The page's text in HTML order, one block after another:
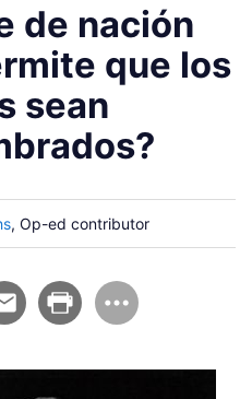
de nación
que los
sean
, Op-ed contributor